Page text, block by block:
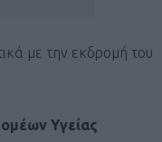
με την εκδρομή του
Υγείας